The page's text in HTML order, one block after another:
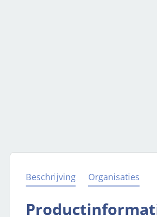
Beschrijving Organisaties